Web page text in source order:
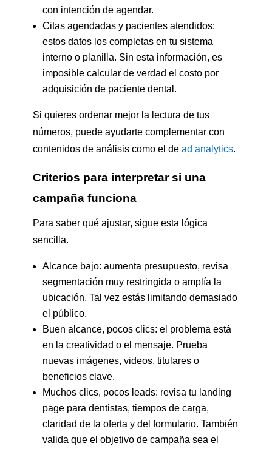
con intención de agendar.
Citas agendadas y pacientes atendidos:
estos datos los completas en tu sistema
interno o planilla. Sin esta información, es
imposible calcular de verdad el costo por
adquisición de paciente dental.
Si quieres ordenar mejor la lectura de tus
números, puede ayudarte complementar con
contenidos de análisis como el de ad analytics.
Criterios para interpretar si una
campaña funciona
Para saber qué ajustar, sigue esta lógica
sencilla.
Alcance bajo: aumenta presupuesto, revisa
segmentación muy restringida o amplía la
ubicación. Tal vez estás limitando demasiado
el público.
Buen alcance, pocos clics: el problema está
en la creatividad o el mensaje. Prueba
nuevas imágenes, videos, titulares o
beneficios clave.
Muchos clics, pocos leads: revisa tu landing
page para dentistas, tiempos de carga,
claridad de la oferta y del formulario. También
valida que el objetivo de campaña sea el